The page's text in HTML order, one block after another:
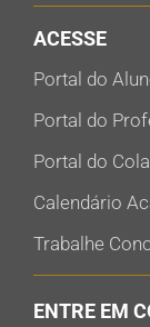
ACESSE
Portal do
Portal do
Portal do
Calendário
Trabalhe
ENTRE EM